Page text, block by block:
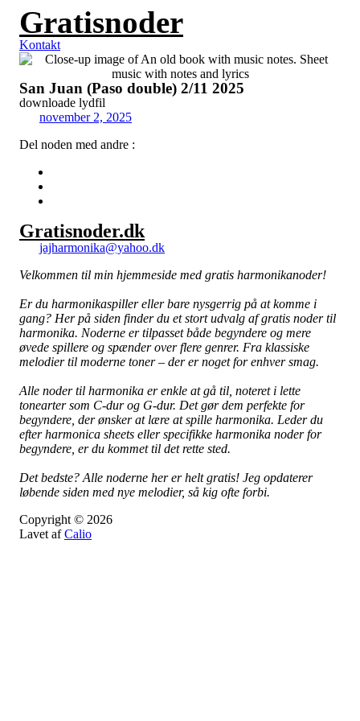
Videre
indhold
Gratisnoder
Kontakt
San Juan (Paso double) 2/11 2025
downloade lydfil
november 2, 2025
Del noden med andre :
Gratisnoder.dk
jajharmonika@yahoo.dk
Velkommen til min hjemmeside med gratis harmonikanoder!
Er du harmonikaspiller eller bare nysgerrig på at komme i
gang? Her på siden finder du et stort udvalg af gratis noder til
harmonika. Noderne er tilpasset både begyndere og mere
øvede spillere og spænder over flere genrer. Fra klassiske
melodier til moderne toner – der er noget for enhver smag.
Alle noder til harmonika er enkle at gå til, noteret i lette
tonearter som C-dur og G-dur. Det gør dem perfekte for
begyndere, der ønsker at lære at spille harmonika. Leder du
efter harmonica sheets eller specifikke harmonika noder for
begyndere, er du kommet til det rette sted.
Det bedste? Alle noderne her er helt gratis! Jeg opdaterer
løbende siden med nye melodier, så kig ofte forbi.
Copyright © 2026
Lavet afCalio